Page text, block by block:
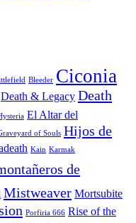
Bleeder Ciconia
Death & Legacy Death
El Altar del
of Souls Hijos de
Kain Karmak
de
Mistweaver Mortsubite
Porfiria 666 Rise of the